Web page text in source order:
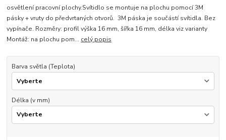
osvětlení pracovní plochy.Svítidlo se montuje na plochu pomocí 3M
pásky + vruty do předvrtaných otvorů. 3M páska je součástí svítidla. Bez
vypínače. Rozměry: profil výška 16 mm, šířka 16 mm, délka viz varianty
Montáž: na plochu pom... celý popis
Barva světla (Teplota)
Délka (v mm)